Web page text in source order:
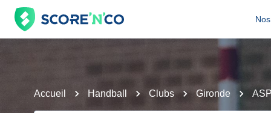
Accueil Handball Clubs Gironde